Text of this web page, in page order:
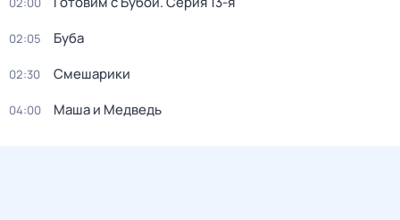
02:05 Буба
02:30 Смешарики
04:00 Маша и Медведь